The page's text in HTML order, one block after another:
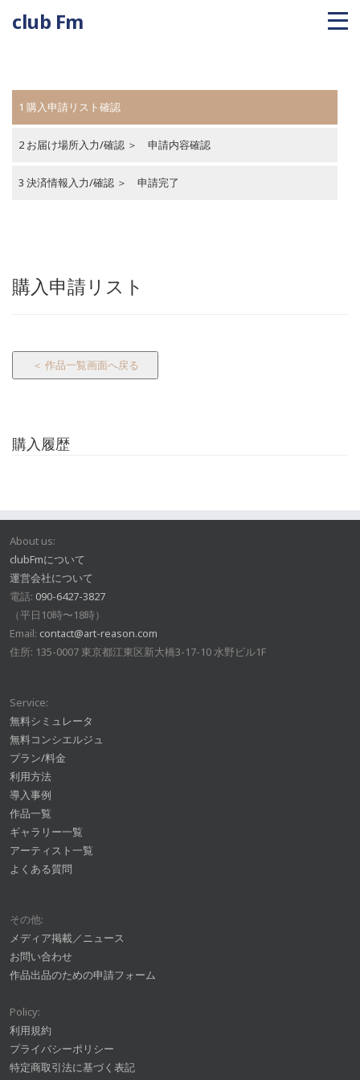
club Fm
1 購入申請リスト確認
2 お届け場所入力/確認 ＞ 申請内容確認
3 決済情報入力/確認 ＞ 申請完了
購入申請リスト
＜ 作品一覧画面へ戻る
購入履歴
About us:
clubFmについて
運営会社について
電話: 090-6427-3827
（平日10時〜18時）
Email: contact@art-reason.com
住所: 135-0007 東京都江東区新大橋3-17-10 水野ビル1F
Service:
無料シミュレータ
無料コンシエルジュ
プラン/料金
利用方法
導入事例
作品一覧
ギャラリー一覧
アーティスト一覧
よくある質問
その他:
メディア掲載／ニュース
お問い合わせ
作品出品のための申請フォーム
Policy:
利用規約
プライバシーポリシー
特定商取引法に基づく表記